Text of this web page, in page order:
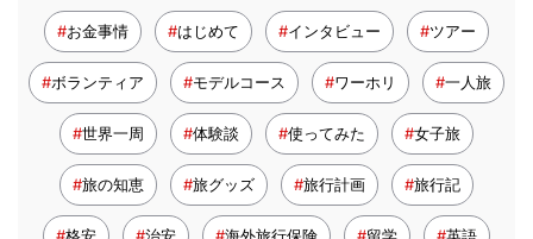
お金事情 はじめて インタビュー ツアー
ボランティア モデルコース ワーホリ 一人旅
世界一周 体験談 使ってみた 女子旅
旅の知恵 旅グッズ 旅行計画 旅行記